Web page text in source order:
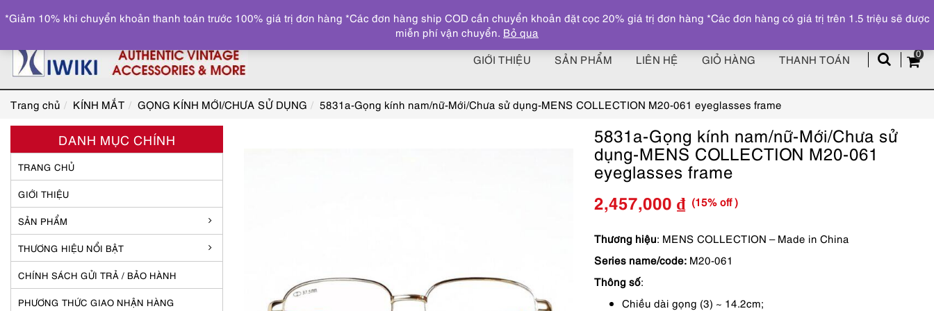
z
0
GIỚI THIỆU SẢN PHẨM LIÊN HỆ GIỎ HÀNG THANH TOÁN
Trang chủ KÍNH MẮT GỌNG KÍNH MỚI/CHƯA SỬ DỤNG 5831a-Gọng kính nam/nữ-Mới/Chưa sử dụng-MENS COLLECTION M20-061 eyeglasses frame
5831a-Gọng kính nam/nữ-Mới/Chưa sử
dụng-MENS COLLECTION M20-061
eyeglasses frame
Giá
gốc
là:
2,457,000 ₫
Giá
hiện
tại
(15% off )
Thương hiệu: MENS COLLECTION – Made in China
Series name/code: M20-061
Thông số:
Chiều dài gọng (3) ~ 14.2cm;
DANH MỤC CHÍNH
TRANG CHỦ
GIỚI THIỆU
SẢN PHẨM
THƯƠNG HIỆU NỔI BẬT
CHÍNH SÁCH GỬI TRẢ / BẢO HÀNH
PHƯƠNG THỨC GIAO NHẬN HÀNG
*Giảm 10% khi chuyển khoản thanh toán trước 100% giá trị đơn hàng *Các đơn hàng ship COD cần chuyển khoản đặt cọc 20% giá trị đơn hàng *Các đơn hàng có giá trị trên 1.5 triệu sẽ được
miễn phí vận chuyển. Bỏ qua